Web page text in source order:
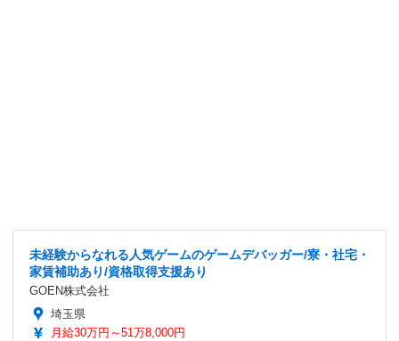
未経験からなれる人気ゲームのゲームデバッガー/寮・社宅・
家賃補助あり/資格取得支援あり
GOEN株式会社
埼玉県
月給30万円～51万8,000円